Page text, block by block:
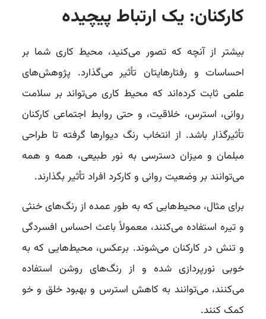
کارکنان: یک ارتباط پیچیده
بیشتر از آنچه که تصور می‌کنید، محیط کاری شما بر
احساسات و رفتارهایتان تأثیر می‌گذارد. پژوهش‌های
علمی ثابت کرده‌اند که محیط کاری می‌تواند بر سلامت
روانی، استرس، خلاقیت، و حتی روابط اجتماعی کارکنان
تأثیرگذار باشد. از انتخاب رنگ دیوارها گرفته تا طراحی
مبلمان و میزان دسترسی به نور طبیعی، همه و همه
می‌توانند بر وضعیت روانی و کارکرد افراد تأثیر بگذارند.
برای مثال، محیط‌هایی که به طور عمده از رنگ‌های خنثی
و تیره استفاده می‌کنند، معمولاً باعث احساس افسردگی
و تنش در کارکنان می‌شوند. برعکس، محیط‌هایی که به
خوبی نورپردازی شده و از رنگ‌های روشن استفاده
می‌کنند، می‌توانند به کاهش استرس و بهبود خلق و خو
کمک کنند.